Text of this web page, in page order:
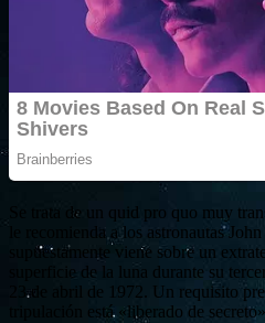
Se trata de un quid pro quo muy
le recomienda a los astronautas
supuestamente viene sobre un
superficie de la luna durante su
23 de abril de 1972. Un requisito
tripulación está «liberado de